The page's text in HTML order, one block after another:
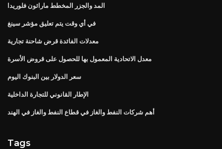
المد والجزر المخطط ماراثون فلوريدا
في أي وقت يتم تعليق مؤشر سينغ
معدلات الفائدة قرض شاحنة تجارية
معدل الاتحادية المعمول بها للحصول على قروض الأسرة
سعر الدولار بين البنوك اليوم
الإطار القانوني للتجارة الداخلية
أهم شركات النفط والغاز في قطاع النفط والغاز في الهند
Tags